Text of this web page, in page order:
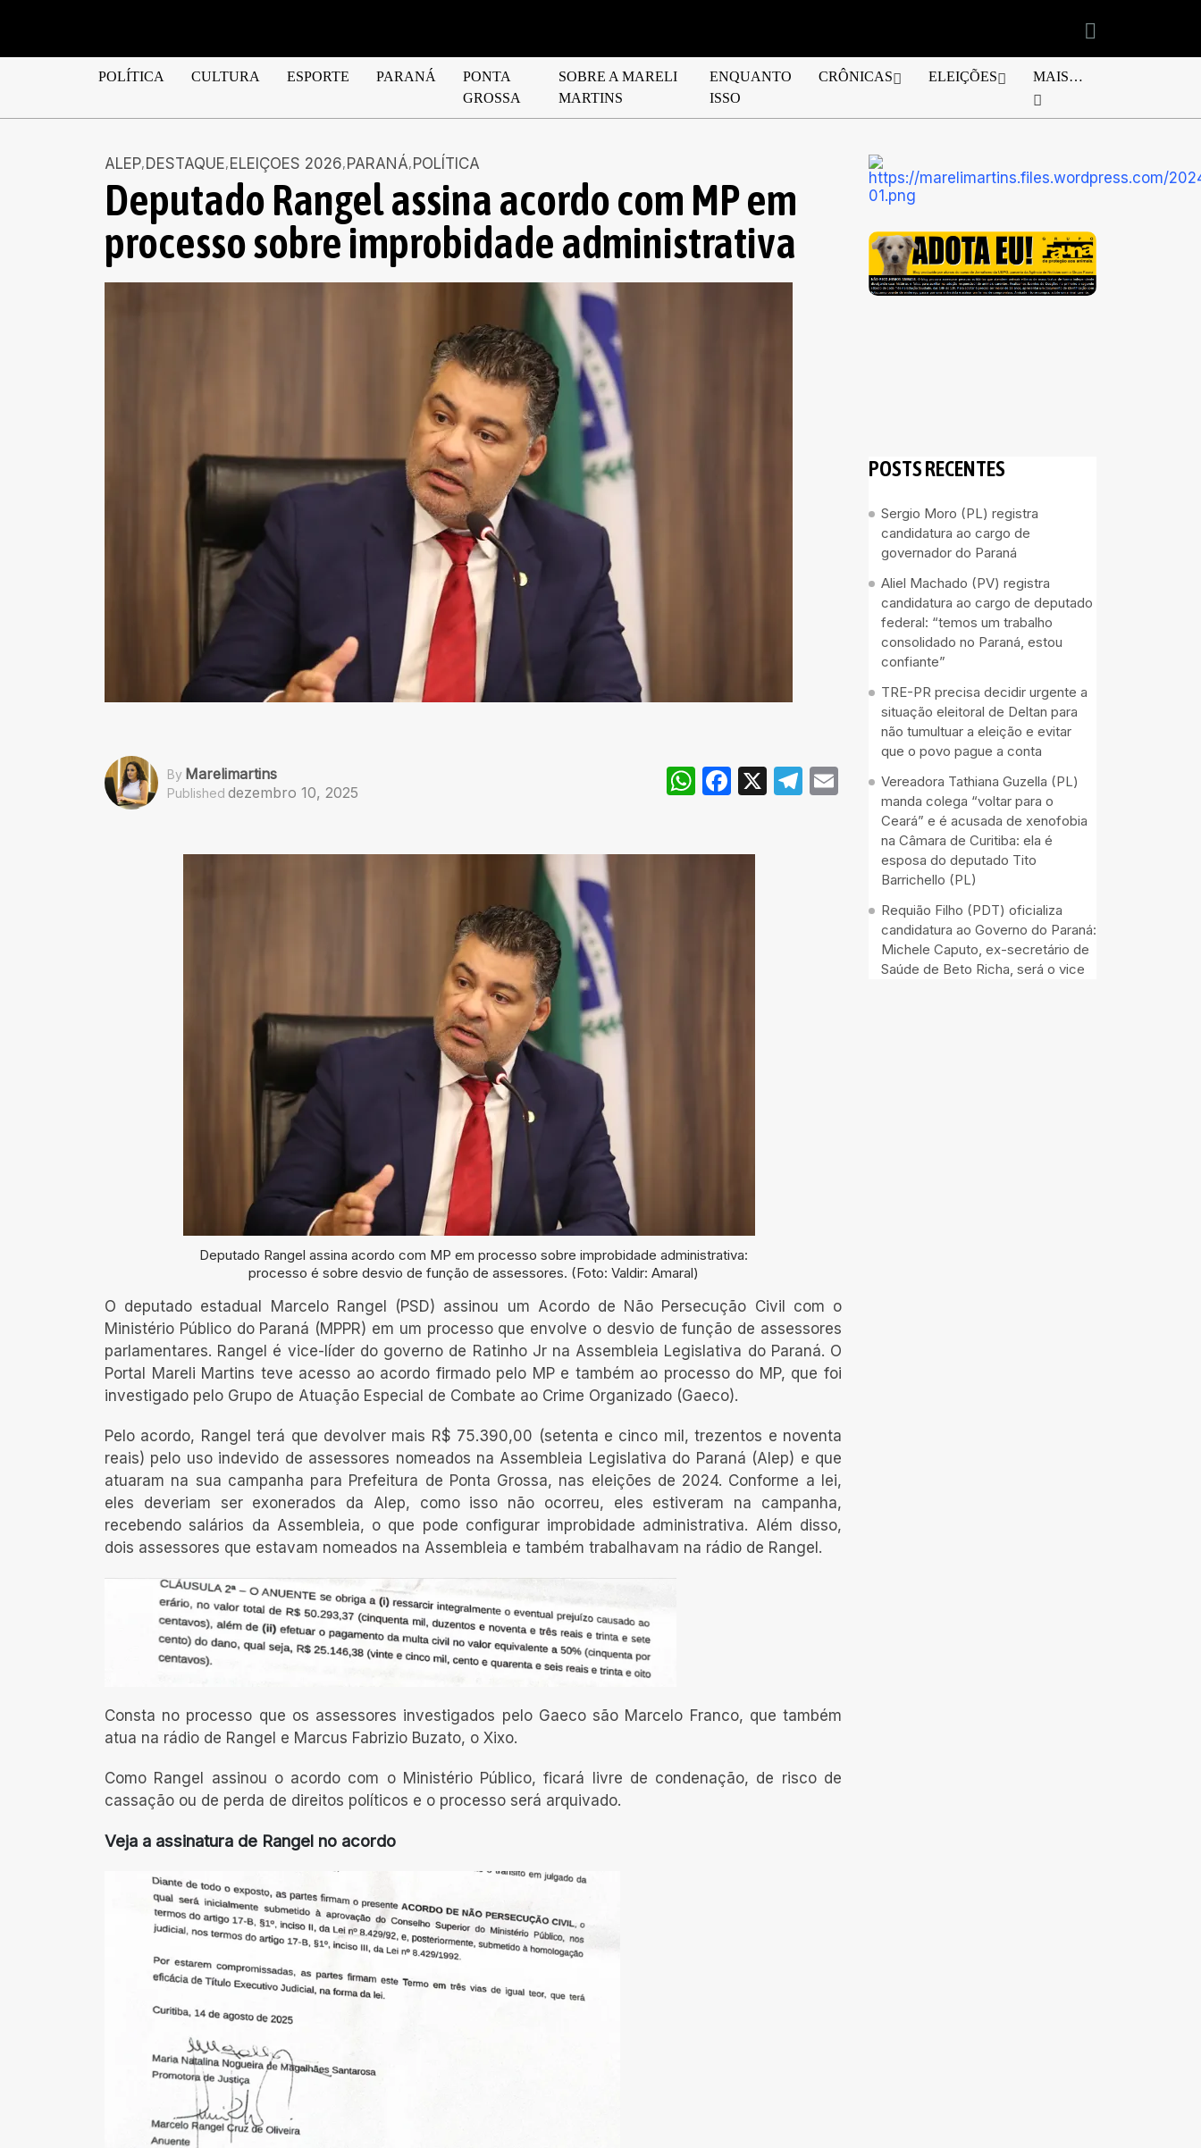
POLÍTICA CULTURA ESPORTE PARANÁ
PONTA
GROSSA
SOBRE A MARELI
MARTINS
ENQUANTO
ISSO
CRÔNICAS ELEIÇÕES MAIS…
ALEP DESTAQUE ELEIÇOES 2026 PARANÁ POLÍTICA
Deputado Rangel assina acordo com MP em
processo sobre improbidade administrativa
By Marelimartins
Published dezembro 10, 2025 WhatsApp
Facebook
X Telegram
Email
Deputado Rangel assina acordo com MP em processo sobre improbidade administrativa:
processo é sobre desvio de função de assessores. (Foto: Valdir: Amaral)
O deputado estadual Marcelo Rangel (PSD) assinou um Acordo de Não Persecução Civil com o
Ministério Público do Paraná (MPPR) em um processo que envolve o desvio de função de assessores
parlamentares. Rangel é vice-líder do governo de Ratinho Jr na Assembleia Legislativa do Paraná. O
Portal Mareli Martins teve acesso ao acordo firmado pelo MP e também ao processo do MP, que foi
investigado pelo Grupo de Atuação Especial de Combate ao Crime Organizado (Gaeco).
Pelo acordo, Rangel terá que devolver mais R$ 75.390,00 (setenta e cinco mil, trezentos e noventa
reais) pelo uso indevido de assessores nomeados na Assembleia Legislativa do Paraná (Alep) e que
atuaram na sua campanha para Prefeitura de Ponta Grossa, nas eleições de 2024. Conforme a lei,
eles deveriam ser exonerados da Alep, como isso não ocorreu, eles estiveram na campanha,
recebendo salários da Assembleia, o que pode configurar improbidade administrativa. Além disso,
dois assessores que estavam nomeados na Assembleia e também trabalhavam na rádio de Rangel.
Consta no processo que os assessores investigados pelo Gaeco são Marcelo Franco, que também
atua na rádio de Rangel e Marcus Fabrizio Buzato, o Xixo.
Como Rangel assinou o acordo com o Ministério Público, ficará livre de condenação, de risco de
cassação ou de perda de direitos políticos e o processo será arquivado.
Veja a assinatura de Rangel no acordo
POSTS RECENTES
Sergio Moro (PL) registra
candidatura ao cargo de
governador do Paraná
Aliel Machado (PV) registra
candidatura ao cargo de deputado
federal: “temos um trabalho
consolidado no Paraná, estou
confiante”
TRE-PR precisa decidir urgente a
situação eleitoral de Deltan para
não tumultuar a eleição e evitar
que o povo pague a conta
Vereadora Tathiana Guzella (PL)
manda colega “voltar para o
Ceará” e é acusada de xenofobia
na Câmara de Curitiba: ela é
esposa do deputado Tito
Barrichello (PL)
Requião Filho (PDT) oficializa
candidatura ao Governo do Paraná:
Michele Caputo, ex-secretário de
Saúde de Beto Richa, será o vice